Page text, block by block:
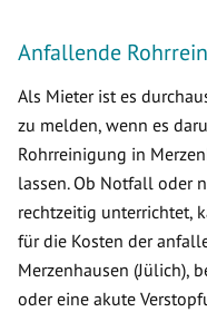
Anfallende
Als Mieter ist es
zu melden, wenn es
Rohrreinigung in
lassen. Ob Notfall oder
rechtzeitig unterrichtet,
für die Kosten der
Merzenhausen (Jülich),
oder eine akute